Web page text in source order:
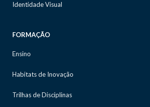
Identidade Visual
FORMAÇÃO
Ensino
Habitats de Inovação
Trilhas de Disciplinas